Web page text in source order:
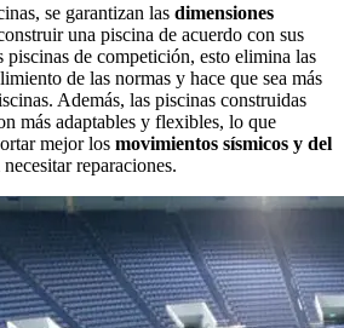
se garantizan las dimensiones
una piscina de acuerdo con sus
piscinas de competición, esto elimina las
de las normas y hace que sea más
Además, las piscinas construidas
más adaptables y flexibles, lo que
mejor los movimientos sísmicos y del
reparaciones.